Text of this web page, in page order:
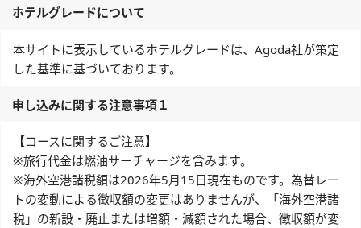
ホテルグレードについて
本サイトに表示しているホテルグレードは、Agoda社が策定
した基準に基づいております。
申し込みに関する注意事項１
【コースに関するご注意】
※旅行代金は燃油サーチャージを含みます。
※海外空港諸税額は2026年5月15日現在ものです。為替レー
トの変動による徴収額の変更はありませんが、「海外空港諸
税」の新設・廃止または増額・減額された場合、徴収額が変